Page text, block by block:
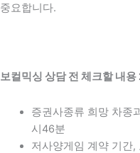
중요합니다.
보컬믹싱 상담 전 체크할 내
증권사종류 희망 차종
시46분
저사양게임 계약 기간